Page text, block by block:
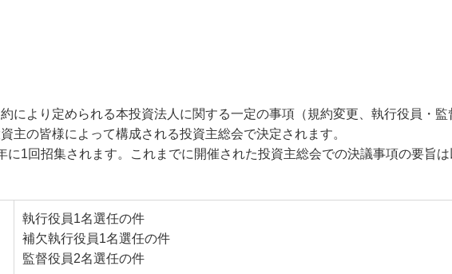
際イニシアティブ / 外部認証・評価 グリーンファイナンス
により定められる本投資法人に関する一定の事項（規約変更、執行役員・監
主の皆様によって構成される投資主総会で決定されます。
1回招集されます。これまでに開催された投資主総会での決議事項の要旨は
執行役員1名選任の件
補欠執行役員1名選任の件
監督役員2名選任の件